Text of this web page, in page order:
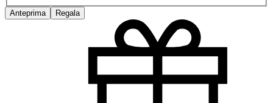
Anteprima Regala